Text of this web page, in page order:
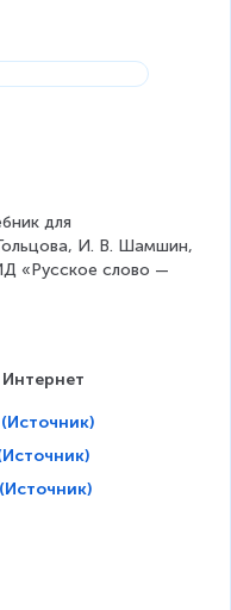
для
И. В. Шамшин,
«Русское слово —
(Источник)
(Источник)